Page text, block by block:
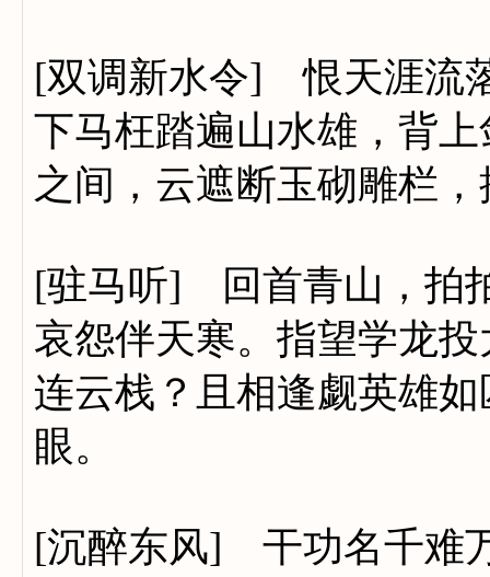
[双调新水令] 恨天涯流
下马枉踏遍山水雄，背
之间，云遮断玉砌雕栏
[驻马听] 回首青山，拍
哀怨伴天寒。指望学龙
连云栈？且相逢觑英雄
眼。
[沉醉东风] 干功名千难